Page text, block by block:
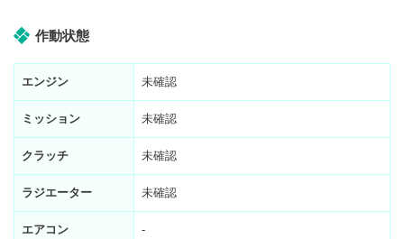
作動状態
エンジン 未確認
ミッション 未確認
クラッチ 未確認
ラジエーター 未確認
エアコン -